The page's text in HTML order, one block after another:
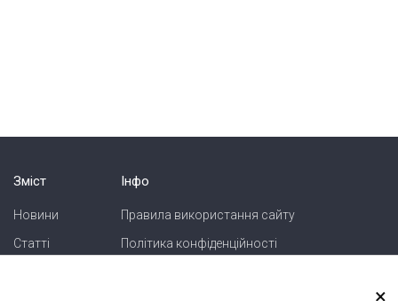
Зміст
Новини
Статті
Інфо
Правила використання сайту
Політика конфіденційності